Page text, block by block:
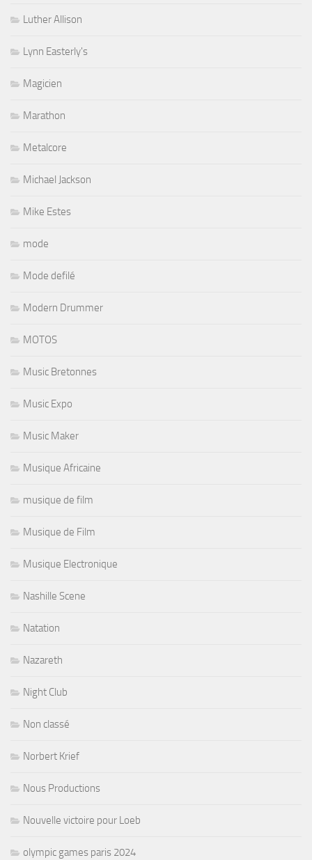
Luther Allison
Lynn Easterly's
Magicien
Marathon
Metalcore
Michael Jackson
Mike Estes
mode
Mode defilé
Modern Drummer
MOTOS
Music Bretonnes
Music Expo
Music Maker
Musique Africaine
musique de film
Musique de Film
Musique Electronique
Nashille Scene
Natation
Nazareth
Night Club
Non classé
Norbert Krief
Nous Productions
Nouvelle victoire pour Loeb
olympic games paris 2024